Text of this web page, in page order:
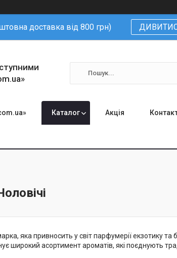
доставка від 800 грн)
Каталог Акція
яка привносить у світ парфумерії екзотику та
широкий асортимент ароматів, які поєднують